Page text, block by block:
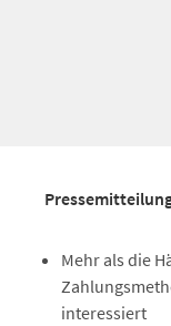
Mehr als die
interessiert